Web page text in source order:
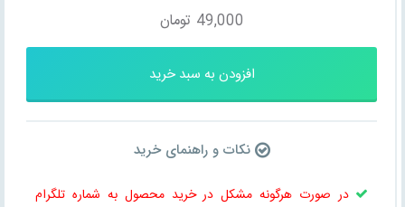
49,000 تومان
افزودن به سبد خرید
نکات و راهنمای خرید
در صورت هرگونه مشکل در خرید محصول به شماره تلگرام